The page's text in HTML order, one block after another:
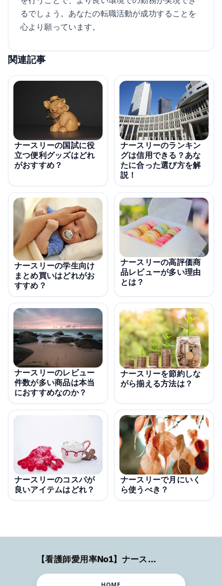
るでしょう。あなたの転職活動が成功することを
心より願っています。
関連記事
ナースリーの国試に役
立つ便利グッズはどれ
がおすすめ？
ナースリーのランキン
グは信用できる？あな
たに合った選び方を解
説！
ナースリーの学生向け
まとめ買いはどれがお
すすめ？
ナースリーの高評価商
品レビューが多い理由
とは？
ナースリーのレビュー
件数が多い商品は本当
におすすめなのか？
ナースリーを節約しな
がら揃える方法は？
ナースリーのコスパが
良いアイテムはどれ？
ナースリーで月にいく
ら使うべき？
【看護師愛用率No1】ナースリーで人気の商品はコレ